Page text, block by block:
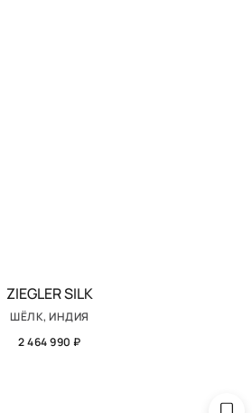
ZIEGLER SILK
ШЁЛК, ИНДИЯ
2 464 990 ₽